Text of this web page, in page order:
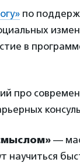
по
в
про
—
научиться